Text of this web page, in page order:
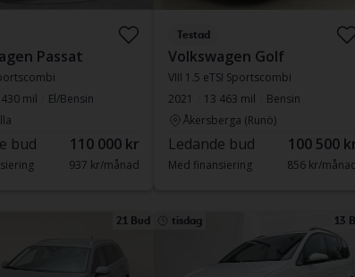
Passat
mil
El/Bensin
bud 110 000 kr
937 kr/månad
Testad
Volkswagen Golf
VIII 1.5 eTSI Sportscombi
2021
13 463 mil
Bensin
Åkersberga (Runö)
Ledande bud 100 500
Med finansiering 856 kr/
21 Bud tisdag 13